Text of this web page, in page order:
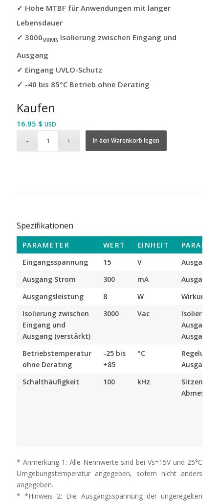
✓ Hohe MTBF für Anwendungen mit langer
Lebensdauer
✓ 3000VRMS Isolierung zwischen Eingang und
Ausgang
✓ Eingang UVLO-Schutz
✓ -40 bis 85°C Betrieb ohne Derating
Kaufen
16.95 $ USD
In den Warenkorb legen
Spezifikationen
PARAMETER WERT EINHEIT
Eingangsspannung
15 V
Ausgang Strom
300 mA
Ausgangsleistung
8 W
Isolierung zwischen
Eingang und
Ausgang (verstärkt)
3000 Vac
Isolierung
Ausgang
Ausgang
Betriebstemperatur
ohne Derating
-25 bis
+85
°C
Regelung
Ausgangs
Schalthäufigkeit
100 kHz
Sitzend
* Anmerkung 1: Alle Nennwerte sind bei Vs=15V und 25°C
Umgebungstemperatur angegeben, sofern nicht anders
angegeben.
* *Hinweis 2: Die Ausgangsspannung der ungeregelten